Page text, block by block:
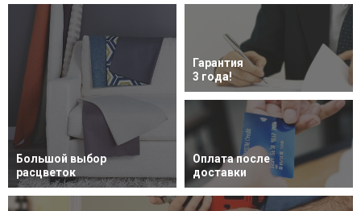
Большой выбор
расцветок
Гарантия
3 года!
Оплата после
доставки